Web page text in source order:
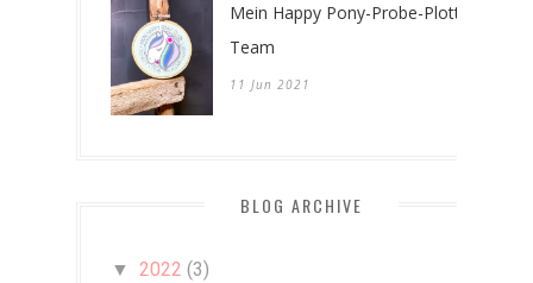
Mein Happy Pony-Probe-Plotter-
Team
11 Jun 2021
BLOG ARCHIVE
▼ 2022 (3)